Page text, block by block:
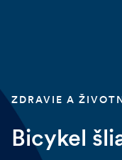
ZDRAVIE A
Bicykel